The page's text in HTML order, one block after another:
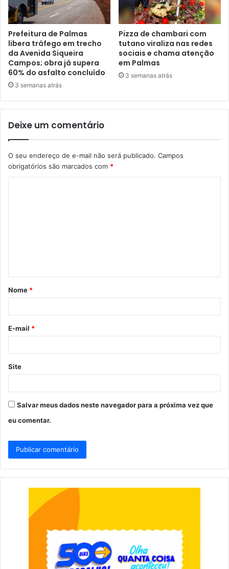
Prefeitura de Palmas
libera tráfego em trecho
da Avenida Siqueira
Campos; obra já supera
60% do asfalto concluído
3 semanas atrás
Pizza de chambari com
tutano viraliza nas redes
sociais e chama atenção
em Palmas
3 semanas atrás
Deixe um comentário
O seu endereço de e-mail não será publicado. Campos
obrigatórios são marcados com *
á
r
*
Nome *
E-mail *
Site
Salvar meus dados neste navegador para a próxima vez que
eu comentar.